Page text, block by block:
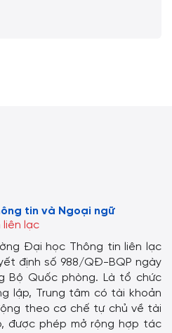
tin và Ngoại ngữ
liên lạc
Đại học Thông tin liên lạc
định số 988/QĐ-BQP ngày
Bộ Quốc phòng. Là tổ chức
lập, Trung tâm có tài khoản
theo cơ chế tự chủ về tài
được phép mở rộng hợp tác